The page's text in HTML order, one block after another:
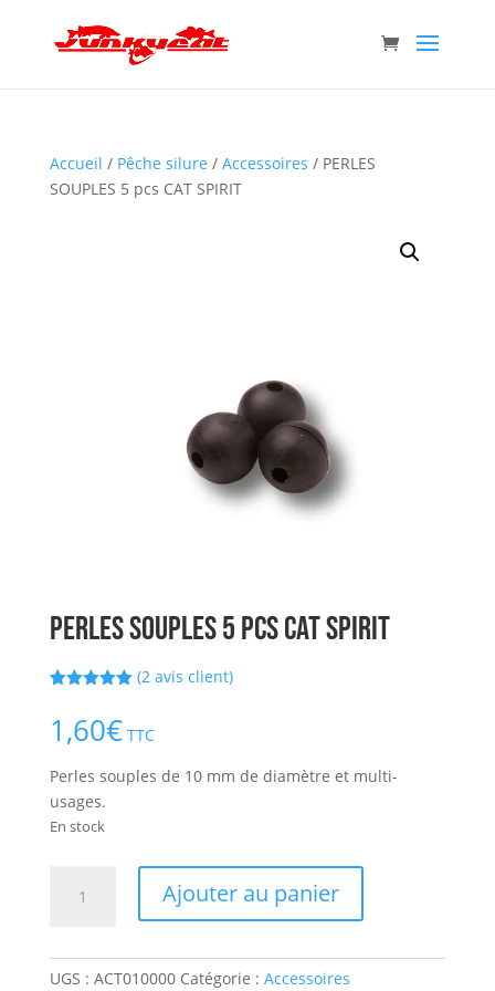
Accueil / Pêche silure / Accessoires / PERLES
SOUPLES 5 pcs CAT SPIRIT
PERLES SOUPLES 5 pcs CAT SPIRIT
basé sur
notations
(2 avis client)
1,60€ TTC
Perles souples de 10 mm de diamètre et multi-
usages.
En stock
SOUPLES
5
Ajouter au panier
UGS : ACT010000 Catégorie : Accessoires